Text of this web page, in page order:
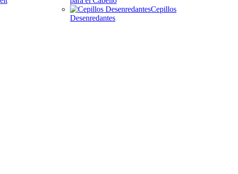
Cepillos
Desenredantes